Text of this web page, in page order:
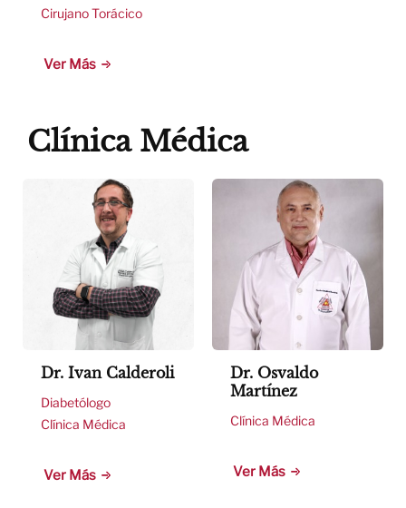
Cirujano Torácico
Ver Más
Clínica Médica
Dr. Ivan Calderoli
Diabetólogo
Clínica Médica
Ver Más
Dr. Osvaldo
Martínez
Clínica Médica
Ver Más